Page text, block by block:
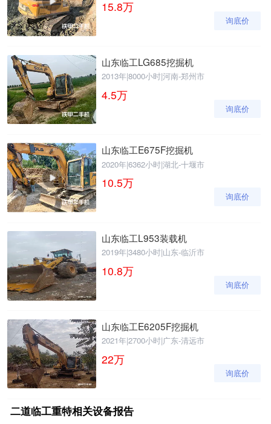
15.8万
询底价
山东临工LG685挖掘机
2013年|8000小时|河南-郑州市
4.5万
询底价
山东临工E675F挖掘机
2020年|6362小时|湖北-十堰市
10.5万
询底价
山东临工L953装载机
2019年|3480小时|山东-临沂市
10.8万
询底价
山东临工E6205F挖掘机
2021年|2700小时|广东-清远市
22万
询底价
二道临工重特相关设备报告